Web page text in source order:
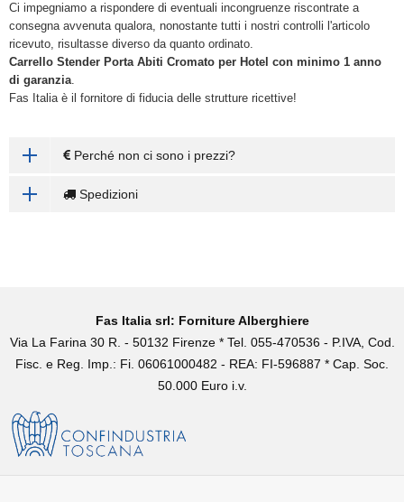
Ci impegniamo a rispondere di eventuali incongruenze riscontrate a
consegna avvenuta qualora, nonostante tutti i nostri controlli l'articolo
ricevuto, risultasse diverso da quanto ordinato.
Carrello Stender Porta Abiti Cromato per Hotel con minimo 1 anno
di garanzia.
Fas Italia è il fornitore di fiducia delle strutture ricettive!
Perché non ci sono i prezzi?
Spedizioni
Fas Italia srl: Forniture Alberghiere
Via La Farina 30 R. - 50132 Firenze * Tel. 055-470536 - P.IVA, Cod.
Fisc. e Reg. Imp.: Fi. 06061000482 - REA: FI-596887 * Cap. Soc.
50.000 Euro i.v.